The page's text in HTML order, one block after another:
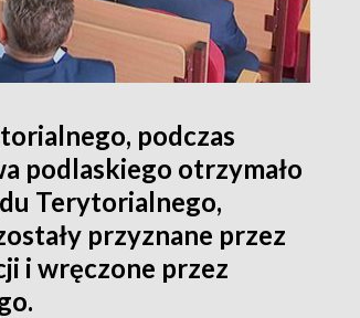
podczas
podlaskiego otrzymało
Terytorialnego,
przyznane przez
i wręczone przez